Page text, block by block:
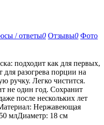
/ ответы0 Отзывы0 Фото
подходит как для первых,
разогрева порции на
ручку. Легко чистится.
не один год. Сохранит
после нескольких лет
Нержавеющая
млДиаметр: 18 см